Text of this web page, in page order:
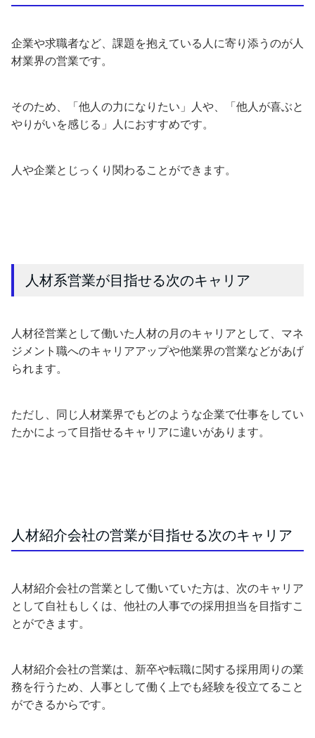
企業や求職者など、課題を抱えている人に寄り添うのが人
材業界の営業です。
そのため、「他人の力になりたい」人や、「他人が喜ぶと
やりがいを感じる」人におすすめです。
人や企業とじっくり関わることができます。
人材系営業が目指せる次のキャリア
人材径営業として働いた人材の月のキャリアとして、マネ
ジメント職へのキャリアアップや他業界の営業などがあげ
られます。
ただし、同じ人材業界でもどのような企業で仕事をしてい
たかによって目指せるキャリアに違いがあります。
人材紹介会社の営業が目指せる次のキャリア
人材紹介会社の営業として働いていた方は、次のキャリア
として自社もしくは、他社の人事での採用担当を目指すこ
とができます。
人材紹介会社の営業は、新卒や転職に関する採用周りの業
務を行うため、人事として働く上でも経験を役立てること
ができるからです。